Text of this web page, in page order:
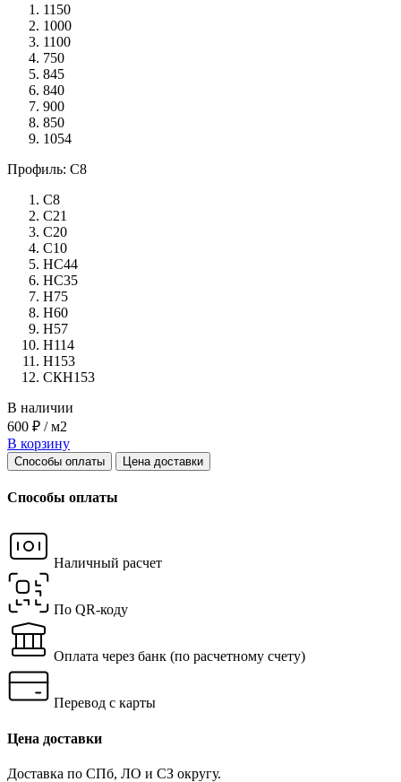
1150
1000
1100
750
845
840
900
850
1054
Профиль: С8
С8
С21
С20
С10
НС44
НС35
Н75
Н60
Н57
Н114
Н153
СКН153
В наличии
600 ₽ / м2
В корзину
Способы оплаты Цена доставки
Способы оплаты
Наличный расчет
По QR-коду
Оплата через банк (по расчетному счету)
Перевод с карты
Цена доставки
Доставка по СПб, ЛО и СЗ округу.